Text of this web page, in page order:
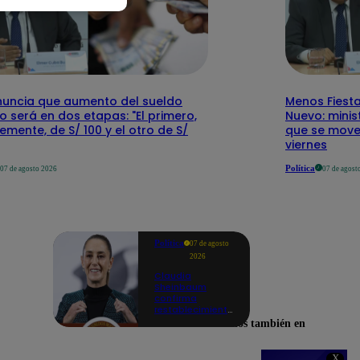
que aumento del sueldo
será en dos etapas: "El primero,
de S/ 100 y el otro de S/
07 de agosto 2026
Menos
Nuevo:
que se
viernes
Política 07 de
Política
07 de agosto
2026
Claudia
Sheinbaum
confirma
restablecimiento
Encuéntranos también en